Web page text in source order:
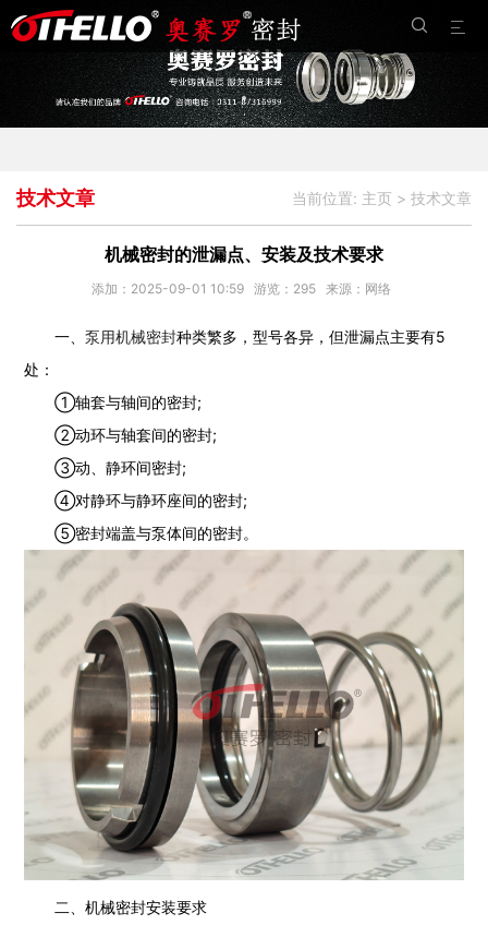


技术文章 当前位置: 主页 > 技术文章
机械密封的泄漏点、安装及技术要求
添加：2025-09-01 10:59 游览： 295 来源：网络
一、泵用机械密封种类繁多，型号各异，但泄漏点主要有5
处：
①轴套与轴间的密封;
②动环与轴套间的密封;
③动、静环间密封;
④对静环与静环座间的密封;
⑤密封端盖与泵体间的密封。
二、机械密封安装要求